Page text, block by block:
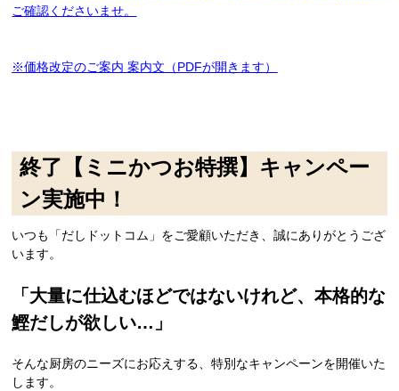
ご確認くださいませ。
※価格改定のご案内 案内文（PDFが開きます）
終了【ミニかつお特撰】キャンペー
ン実施中！
いつも「だしドットコム」をご愛顧いただき、誠にありがとうござ
います。
「大量に仕込むほどではないけれど、本格的な
鰹だしが欲しい…」
そんな厨房のニーズにお応えする、特別なキャンペーンを開催いた
します。